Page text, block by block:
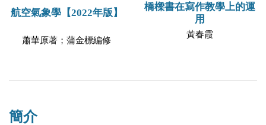
航空氣象學【2022年版】
蕭華原著；蒲金標編修
橋樑書在寫作教學上的運
用
黃春霞
簡介